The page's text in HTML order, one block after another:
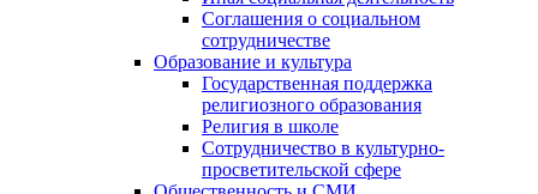
Соглашения о социальном
сотрудничестве
Образование и культура
Государственная поддержка
религиозного образования
Религия в школе
Сотрудничество в культурно-
просветительской сфере